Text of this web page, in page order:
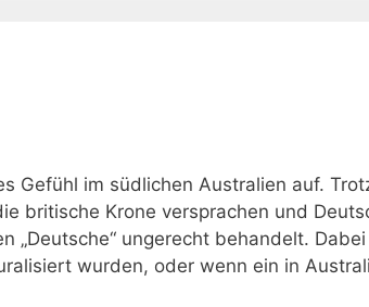
Gefühl im südlichen Australien auf.
britische Krone versprachen und
ungerecht behandelt.
wurden, oder wenn ein in